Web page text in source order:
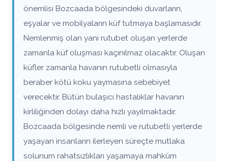
önemlisi Bozcaada bölgesindeki duvarların,
eşyalar ve mobilyaların küf tutmaya başlamasıdır.
Nemlenmiş olan yani rutubet oluşan yerlerde
zamanla küf oluşması kaçınılmaz olacaktır. Oluşan
küfler zamanla havanın rutubetli olmasıyla
beraber kötü koku yaymasına sebebiyet
verecektir. Bütün bulaşıcı hastalıklar havanın
kirliliğinden dolayı daha hızlı yayılmaktadır.
Bozcaada bölgesinde nemli ve rutubetli yerlerde
yaşayan insanların ilerleyen süreçte mutlaka
solunum rahatsızlıkları yaşamaya mahkûm